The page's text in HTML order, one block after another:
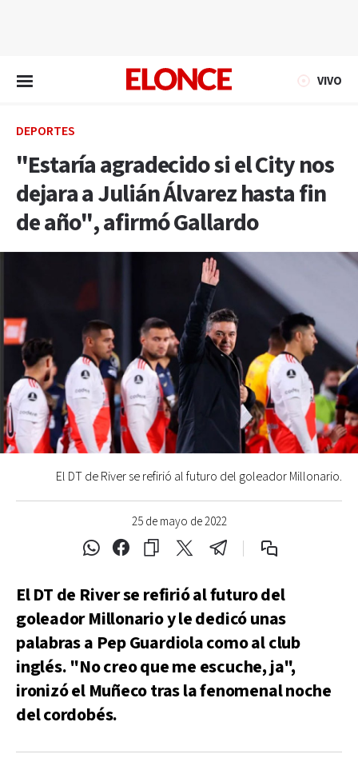
VIVO
DEPORTES
"Estaría agradecido si el City nos
dejara a Julián Álvarez hasta fin
de año", afirmó Gallardo
25 de mayo de 2022
El DT de River se refirió al futuro del goleador Millonario.
El DT de River se refirió al futuro del
goleador Millonario y le dedicó unas
palabras a Pep Guardiola como al club
inglés. "No creo que me escuche, ja",
ironizó el Muñeco tras la fenomenal noche
del cordobés.